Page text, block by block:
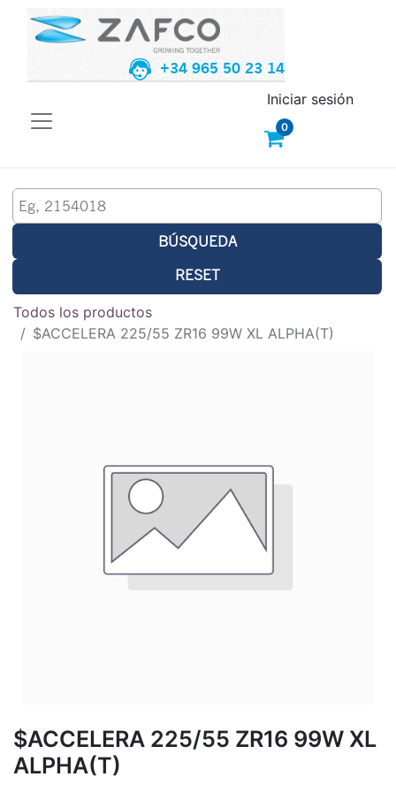
+34 965 50 23 14
0
Iniciar sesión
BÚSQUEDA
RESET
Todos los productos
$ACCELERA 225/55 ZR16 99W XL ALPHA(T)
$ACCELERA 225/55 ZR16 99W XL
ALPHA(T)